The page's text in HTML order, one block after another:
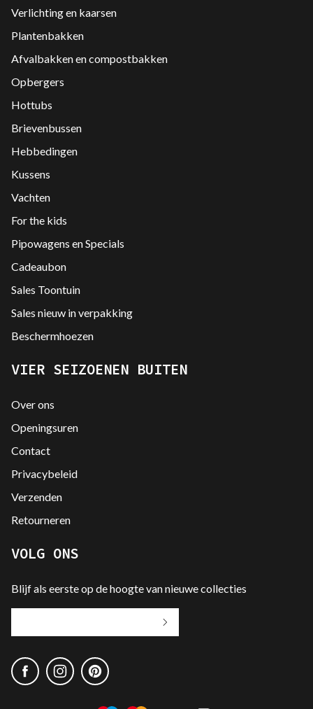
Verlichting en kaarsen
Plantenbakken
Afvalbakken en compostbakken
Opbergers
Hottubs
Brievenbussen
Hebbedingen
Kussens
Vachten
For the kids
Pipowagens en Specials
Cadeaubon
Sales Toontuin
Sales nieuw in verpakking
Beschermhoezen
VIER SEIZOENEN BUITEN
Over ons
Openingsuren
Contact
Privacybeleid
Verzenden
Retourneren
VOLG ONS
Blijf als eerste op de hoogte van nieuwe collecties
e-